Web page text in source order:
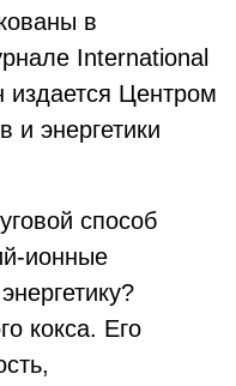
в
International
Центром
и энергетики
способ
ионные
кокса. Его